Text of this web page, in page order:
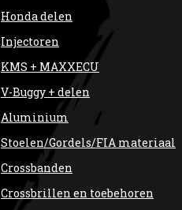
Honda delen
Injectoren
KMS + MAXXECU
V-Buggy + delen
Aluminium
Stoelen/Gordels/FIA materiaal
Crossbanden
Crossbrillen en toebehoren